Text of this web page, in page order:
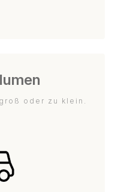
oder zu klein.